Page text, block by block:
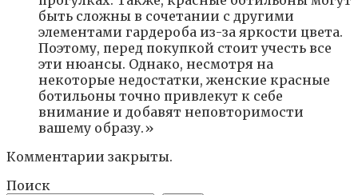
быть сложны в сочетании с другими
элементами гардероба из-за яркости цвета.
Поэтому, перед покупкой стоит учесть все
эти нюансы. Однако, несмотря на
некоторые недостатки, женские красные
ботильоны точно привлекут к себе
внимание и добавят неповторимости
вашему образу.»
Комментарии закрыты.
Поиск